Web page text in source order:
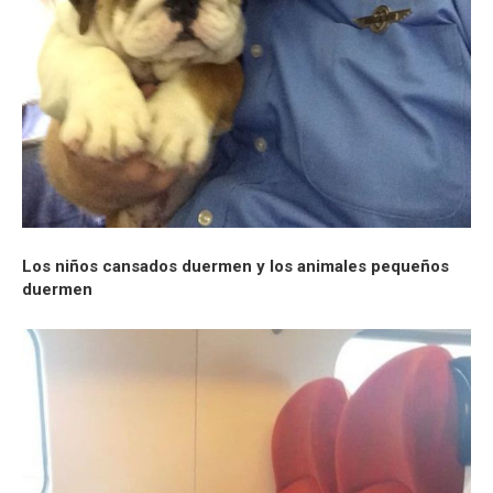
Los niños cansados ​​duermen y los animales pequeños
duermen